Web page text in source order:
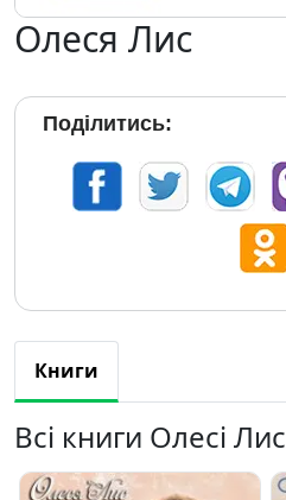
Олеся Лис
Поділитись:
Книги
Всі книги Олесі Лис